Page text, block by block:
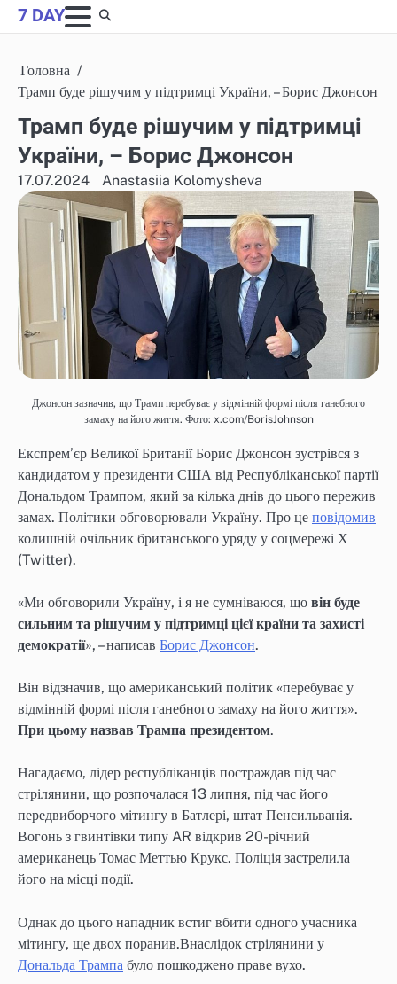
Skip
to
7 DAY
Головна
Трамп буде рішучим у підтримці України, – Борис Джонсон
Трамп буде рішучим у підтримці
України, – Борис Джонсон
17.07.2024 Anastasiia Kolomysheva
Джонсон зазначив, що Трамп перебуває у відмінній формі після ганебного
замаху на його життя. Фото: x.com/BorisJohnson
Експрем’єр Великої Британії Борис Джонсон зустрівся з
кандидатом у президенти США від Республіканської партії
Дональдом Трампом, який за кілька днів до цього пережив
замах. Політики обговорювали Україну. Про це повідомив
колишній очільник британського уряду у соцмережі Х
(Twitter).
«Ми обговорили Україну, і я не сумніваюся, що він буде
сильним та рішучим у підтримці цієї країни та захисті
демократії», – написав Борис Джонсон.
Він відзначив, що американський політик «перебуває у
відмінній формі після ганебного замаху на його життя».
При цьому назвав Трампа президентом.
Нагадаємо, лідер республіканців постраждав під час
стрілянини, що розпочалася 13 липня, під час його
передвиборчого мітингу в Батлері, штат Пенсильванія.
Вогонь з гвинтівки типу AR відкрив 20-річний
американець Томас Меттью Крукс. Поліція застрелила
його на місці події.
Однак до цього нападник встиг вбити одного учасника
мітингу, ще двох поранив.Внаслідок стрілянини у
Дональда Трампа було пошкоджено праве вухо.